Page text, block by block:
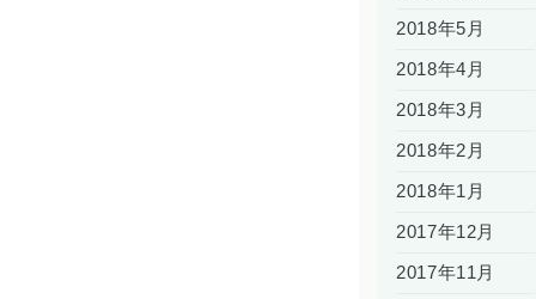
2018年5月
2018年4月
2018年3月
2018年2月
2018年1月
2017年12月
2017年11月